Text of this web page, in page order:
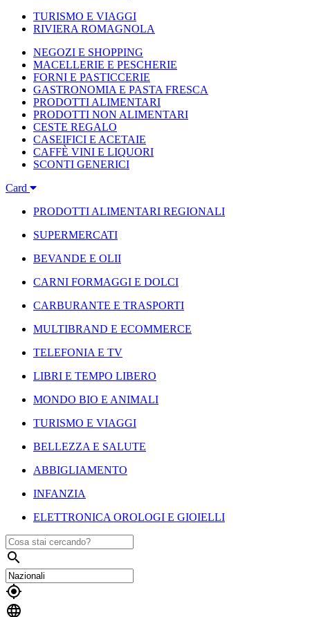
TURISMO E VIAGGI
RIVIERA ROMAGNOLA
NEGOZI E SHOPPING
MACELLERIE E PESCHERIE
FORNI E PASTICCERIE
GASTRONOMIA E PASTA FRESCA
PRODOTTI ALIMENTARI
PRODOTTI NON ALIMENTARI
CESTE REGALO
CASEIFICI E ACETAIE
CAFFÈ VINI E LIQUORI
SCONTI GENERICI
Card
PRODOTTI ALIMENTARI REGIONALI
SUPERMERCATI
BEVANDE E OLII
CARNI FORMAGGI E DOLCI
CARBURANTE E TRASPORTI
MULTIBRAND E ECOMMERCE
TELEFONIA E TV
LIBRI E TEMPO LIBERO
MONDO BIO E ANIMALI
TURISMO E VIAGGI
BELLEZZA E SALUTE
ABBIGLIAMENTO
INFANZIA
ELETTRONICA OROLOGI E GIOIELLI


